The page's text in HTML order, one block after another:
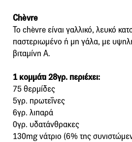
Chèvre
To chèvre είναι γαλλικό, λευκό
παστεριωμένο ή μη γάλα, με
βιταμίνη Α.
1 κομμάτι 28γρ. περιέχει:
75 θερμίδες
5γρ. πρωτεΐνες
6γρ. λιπαρά
0γρ. υδατάνθρακες
130mg νάτριο (6% της